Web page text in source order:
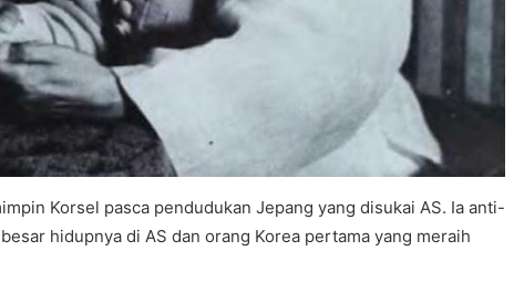
Korsel pasca pendudukan Jepang yang disukai AS. Ia anti-
hidupnya di AS dan orang Korea pertama yang meraih